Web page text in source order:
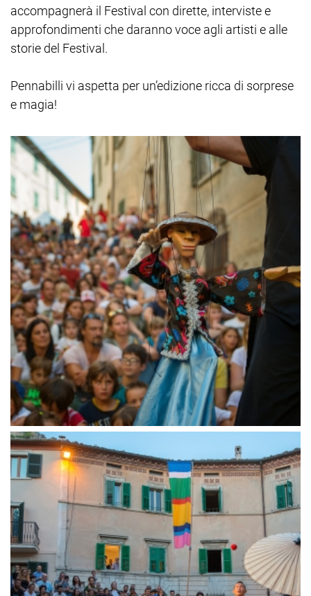
accompagnerà il Festival con dirette, interviste e
approfondimenti che daranno voce agli artisti e alle
storie del Festival.
Pennabilli vi aspetta per un’edizione ricca di sorprese
e magia!